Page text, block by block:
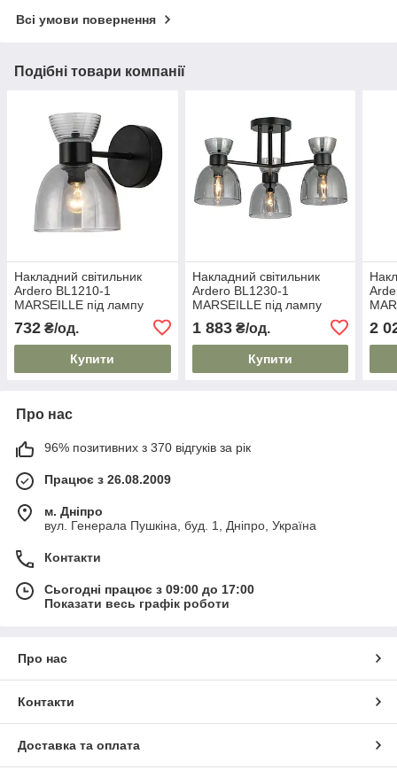
Всі умови повернення
Подібні товари компанії
Накладний світильник
Ardero BL1210-1
MARSEILLE під лампу
732 ₴/од.
Купити
Накладний світильник
Ardero BL1230-1
MARSEILLE під лампу
1 883₴/од.
Купити
2
Про нас
96% позитивних з 370 відгуків за рік
Працює з 26.08.2009
м. Дніпро
вул. Генерала Пушкіна, буд. 1, Дніпро, Україна
Контакти
Сьогодні працює з 09:00 до 17:00
Показати весь графік роботи
Про нас
Контакти
Доставка та оплата